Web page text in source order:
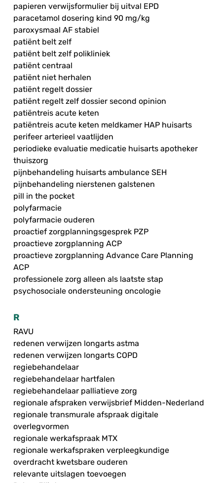
papieren verwijsformulier bij uitval EPD
paracetamol dosering kind 90 mg/kg
paroxysmaal AF stabiel
patiënt belt zelf
patiënt belt zelf polikliniek
patiënt centraal
patiënt niet herhalen
patiënt regelt dossier
patiënt regelt zelf dossier second opinion
patiëntreis acute keten
patiëntreis acute keten meldkamer HAP huisarts
perifeer arterieel vaatlijden
periodieke evaluatie medicatie huisarts apotheker
thuiszorg
pijnbehandeling huisarts ambulance SEH
pijnbehandeling nierstenen galstenen
pill in the pocket
polyfarmacie
polyfarmacie ouderen
proactief zorgplanningsgesprek PZP
proactieve zorgplanning ACP
proactieve zorgplanning Advance Care Planning
ACP
professionele zorg alleen als laatste stap
psychosociale ondersteuning oncologie
R
RAVU
redenen verwijzen longarts astma
redenen verwijzen longarts COPD
regiebehandelaar
regiebehandelaar hartfalen
regiebehandelaar palliatieve zorg
regionale afspraken verwijsbrief Midden-Nederland
regionale transmurale afspraak digitale
overlegvormen
regionale werkafspraak MTX
regionale werkafspraken verpleegkundige
overdracht kwetsbare ouderen
relevante uitslagen toevoegen